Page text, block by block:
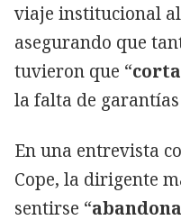
viaje institucional
asegurando que
tuvieron que “
la falta de
En una entrevista
Cope, la dirigente
sentirse “